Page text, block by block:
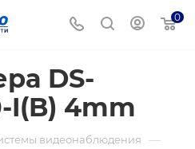
0
DS-
I(B) 4mm
видеонаблюдения —